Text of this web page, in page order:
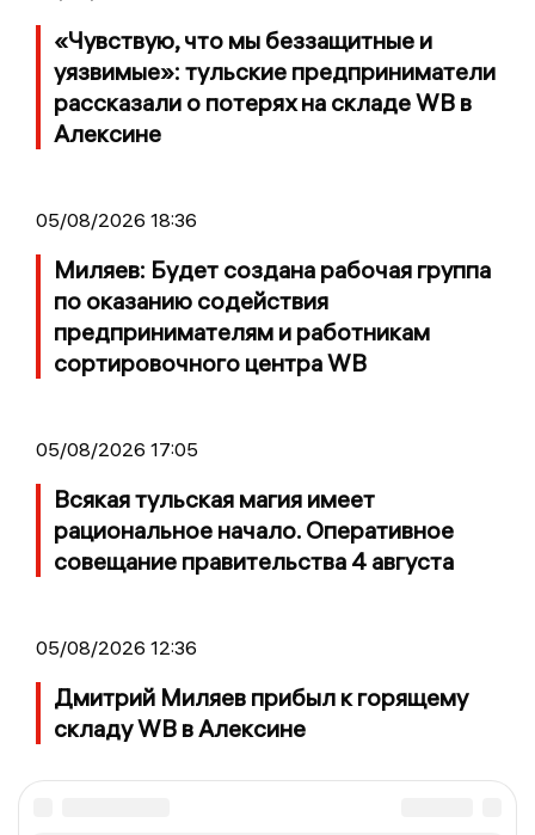
«Чувствую, что мы беззащитные и
уязвимые»: тульские предприниматели
рассказали о потерях на складе WB в
Алексине
05/08/2026 18:36
Миляев: Будет создана рабочая группа
по оказанию содействия
предпринимателям и работникам
сортировочного центра WB
05/08/2026 17:05
Всякая тульская магия имеет
рациональное начало. Оперативное
совещание правительства 4 августа
05/08/2026 12:36
Дмитрий Миляев прибыл к горящему
складу WB в Алексине